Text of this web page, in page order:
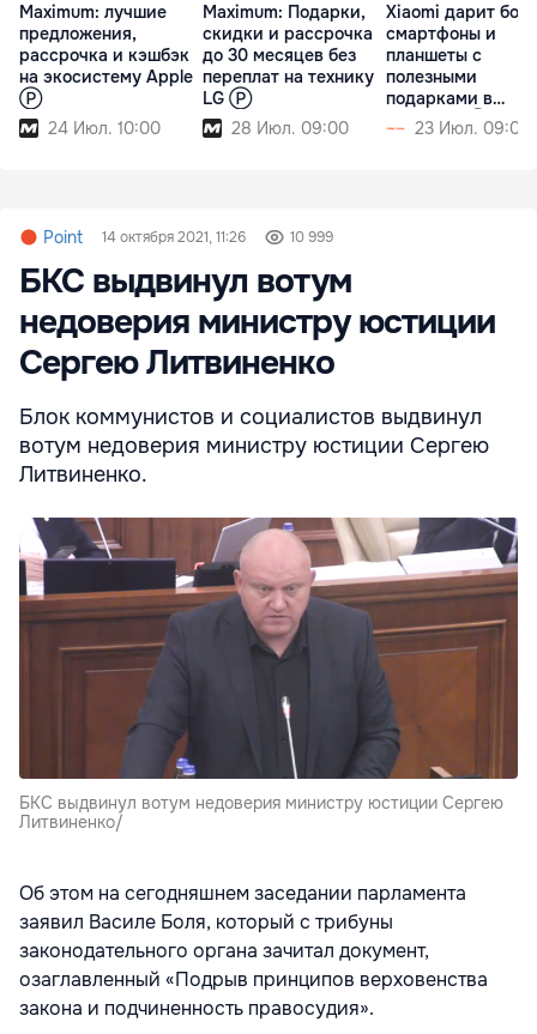
Maximum: лучшие
предложения,
рассрочка и кэшбэк
на экосистему Apple
Ⓟ
24 Июл. 10:00
Maximum: Подарки,
скидки и рассрочка
до 30 месяцев без
переплат на технику
LG Ⓟ
28 Июл. 09:00
Xiaomi дарит
смартфоны и
планшеты с
полезными
подарками в
Maximum Ⓟ
23 Июл. 09:00
Point 14 октября 2021, 11:26 10 999
БКС выдвинул вотум
недоверия министру юстиции
Сергею Литвиненко
Блок коммунистов и социалистов выдвинул
вотум недоверия министру юстиции Сергею
Литвиненко.
БКС выдвинул вотум недоверия министру юстиции Сергею
Литвиненко/
Об этом на сегодняшнем заседании парламента
заявил Василе Боля, который с трибуны
законодательного органа зачитал документ,
озаглавленный «Подрыв принципов верховенства
закона и подчиненность правосудия».